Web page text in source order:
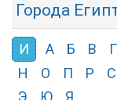
Города
И А Б В Г
Н
О П Р С
Э
Ю Я